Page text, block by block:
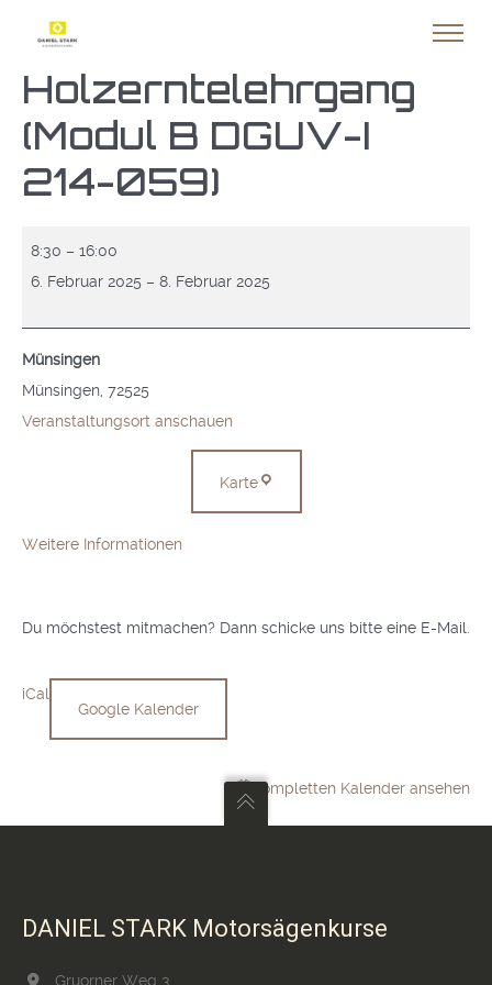
Holzerntelehrgang
(Modul B DGUV-I
214-059)
Holzerntelehrgang
(Modul
DGUV-
I
214-
059)
8:30 – 16:00
6. Februar 2025 – 8. Februar 2025
Münsingen
Münsingen 72525
Veranstaltungsort anschauen
KarteMünsingen
Weitere Informationen
Du möchstest mitmachen? Dann schicke uns bitte eine E-Mail.
iCal
Google Kalender
Kompletten Kalender ansehen
DANIEL STARK Motorsägenkurse
Gruorner Weg 3